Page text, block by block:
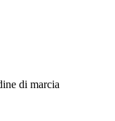
di marcia